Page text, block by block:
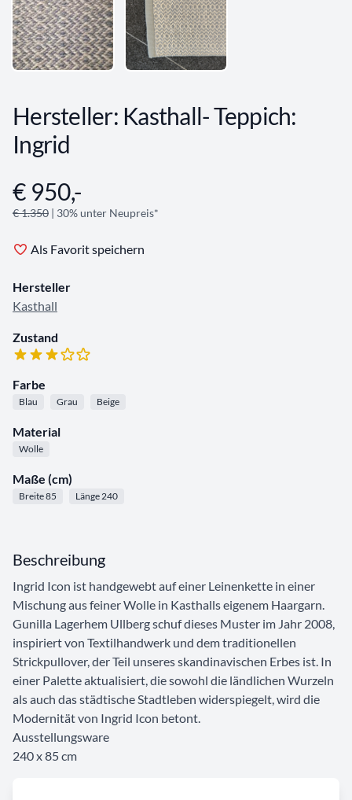
Hersteller: Kasthall- Teppich:
Ingrid
Angebotsinformationen
€ 950,-
€ 1.350 | 30% unter Neupreis*
Als Favorit speichern
Hersteller
Kasthall
Zustand
Farbe
Blau Grau Beige
Material
Wolle
Maße (cm)
Breite 85 Länge 240
Beschreibung
Ingrid Icon ist handgewebt auf einer Leinenkette in einer
Mischung aus feiner Wolle in Kasthalls eigenem Haargarn.
Gunilla Lagerhem Ullberg schuf dieses Muster im Jahr 2008,
inspiriert von Textilhandwerk und dem traditionellen
Strickpullover, der Teil unseres skandinavischen Erbes ist. In
einer Palette aktualisiert, die sowohl die ländlichen Wurzeln
als auch das städtische Stadtleben widerspiegelt, wird die
Modernität von Ingrid Icon betont.
Ausstellungsware
240 x 85 cm